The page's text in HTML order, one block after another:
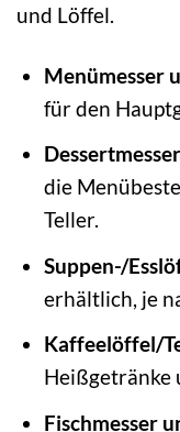
und Löffel.
Menümesser
für den
die
Teller.
Suppen-/
erhältlich, je
Kaffeelöffel/
Heißgetränke
Fischmesser